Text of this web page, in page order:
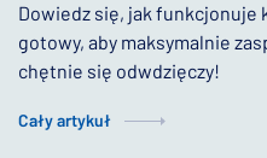
Dowiedz się, jak funkcjonuje
gotowy, aby maksymalnie
chętnie się odwdzięczy!
Cały artykuł